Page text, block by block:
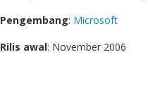
Pengembang: Microsoft
Rilis awal: November 2006